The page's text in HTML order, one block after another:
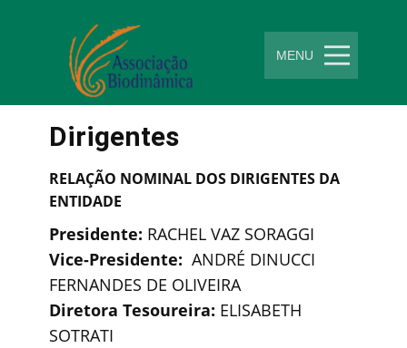
MENU
Dirigentes
RELAÇÃO NOMINAL DOS DIRIGENTES DA
ENTIDADE
Presidente: RACHEL VAZ SORAGGI
Vice-Presidente: ANDRÉ DINUCCI
FERNANDES DE OLIVEIRA
Diretora Tesoureira: ELISABETH
SOTRATI